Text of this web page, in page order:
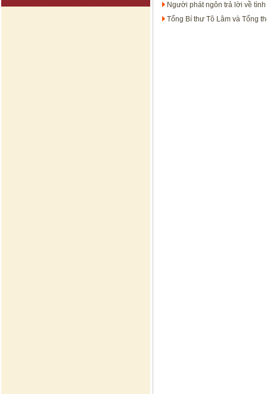
Người phát ngôn trả lời về
Tổng Bí thư Tô Lâm và Tổng